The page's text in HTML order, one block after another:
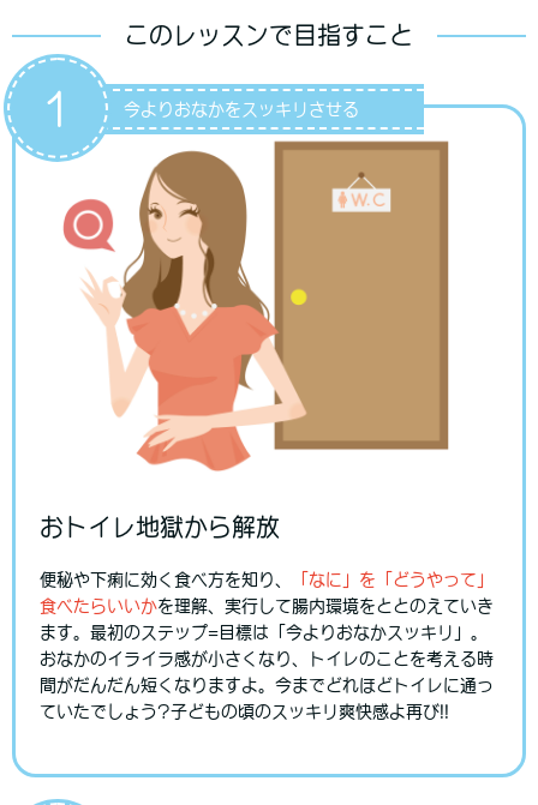
このレッスンで目指すこと
今よりおなかをスッキリさせる
1
おトイレ地獄から解放
便秘や下痢に効く食べ方を知り、
「なに」を「どうやって」
食べたらいいかを理解、実行して腸内環境をととのえていき
ます。最初のステップ=目標は「今よりおなかスッキリ」。
おなかのイライラ感が小さくなり、トイレのことを考える時
間がだんだん短くなりますよ。今までどれほどトイレに通っ
ていたでしょう?子どもの頃のスッキリ爽快感よ再び!!